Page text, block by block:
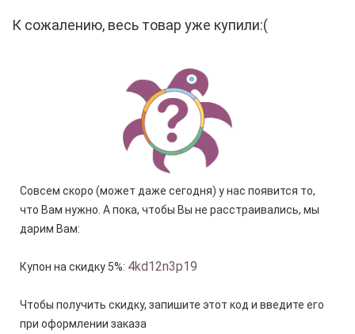
К сожалению, весь товар уже купили:(
Совсем скоро (может даже сегодня) у нас появится то,
что Вам нужно. А пока, чтобы Вы не расстраивались, мы
дарим Вам:
Купон на скидку 5%: 4kd12n3p19
Чтобы получить скидку, запишите этот код и введите его
при оформлении заказа